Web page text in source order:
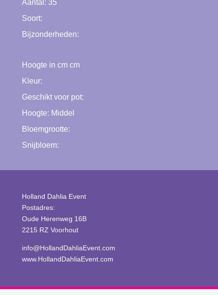
Aantal: 35
Soort:
Bijzonderheden:
Hoogte in cm cm
Kleur:
Geschikt voor pot:
Hoogte: Middel
Bloemgrootte:
Snijbloem:
Holland Dahlia Event
Postadres:
Oude Herenweg 16B
2215 RZ Voorhout
info@HollandDahliaEvent.com
www.HollandDahliaEvent.com